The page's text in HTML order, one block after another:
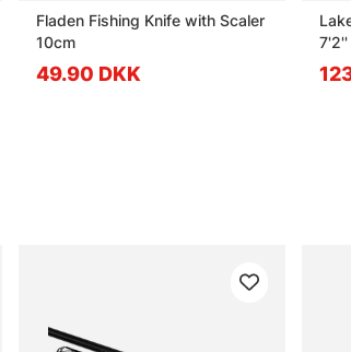
Fladen Fishing Knife with Scaler
10cm
49.90 DKK